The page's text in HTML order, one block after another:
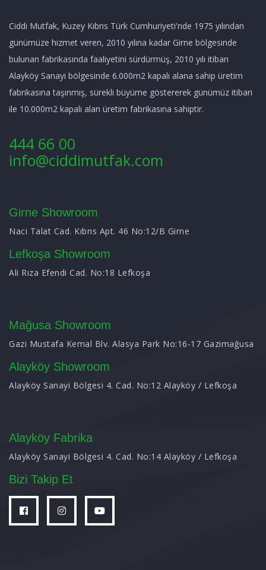
Ciddi Mutfak, Kuzey Kıbrıs Türk Cumhuriyeti'nde 1975 yılından
günümüze hizmet veren, 2010 yılına kadar Girne bölgesinde
bulunan fabrikasında faaliyetini sürdürmüş, 2010 yılı itibarı
Alayköy Sanayi bölgesinde 6.000m2 kapalı alana sahip üretim
fabrikasına taşınmış, sürekli büyüme göstererek günümüz itibari
ile 10.000m2 kapalı alan üretim fabrikasına sahiptir.
444 66 00
info@ciddimutfak.com
Girne Showroom
Naci Talat Cad. Kıbrıs Apt. 46 No:12/B Girne
Lefkoşa Showroom
Ali Rıza Efendi Cad. No:18 Lefkoşa
Mağusa Showroom
Gazi Mustafa Kemal Blv. Alasya Park No:16-17 Gazimağusa
Alayköy Showroom
Alayköy Sanayi Bölgesi 4. Cad. No:12 Alayköy / Lefkoşa
Alayköy Fabrika
Alayköy Sanayi Bölgesi 4. Cad. No:14 Alayköy / Lefkoşa
Bizi Takip Et